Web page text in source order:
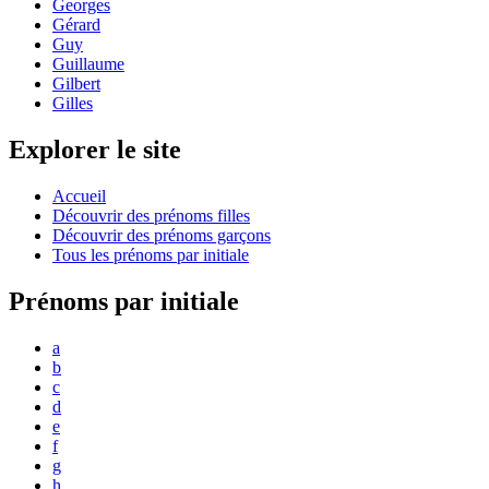
Georges
Gérard
Guy
Guillaume
Gilbert
Gilles
Explorer le site
Accueil
Découvrir des prénoms filles
Découvrir des prénoms garçons
Tous les prénoms par initiale
Prénoms par initiale
a
b
c
d
e
f
g
h